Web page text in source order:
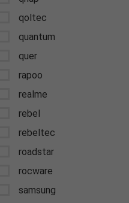
qoltec
quantum
quer
rapoo
realme
rebel
rebeltec
roadstar
rocware
samsung